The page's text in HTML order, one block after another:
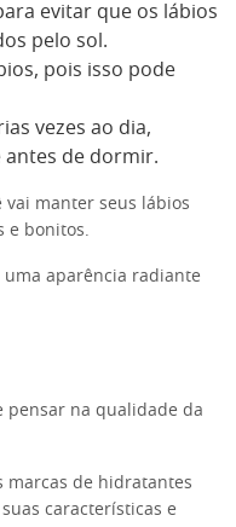
evitar que os lábios
pelo sol.
pois isso pode
vezes ao dia,
antes de dormir.
vai manter seus lábios
e bonitos.
uma aparência radiante
pensar na qualidade da
marcas de hidratantes
características e